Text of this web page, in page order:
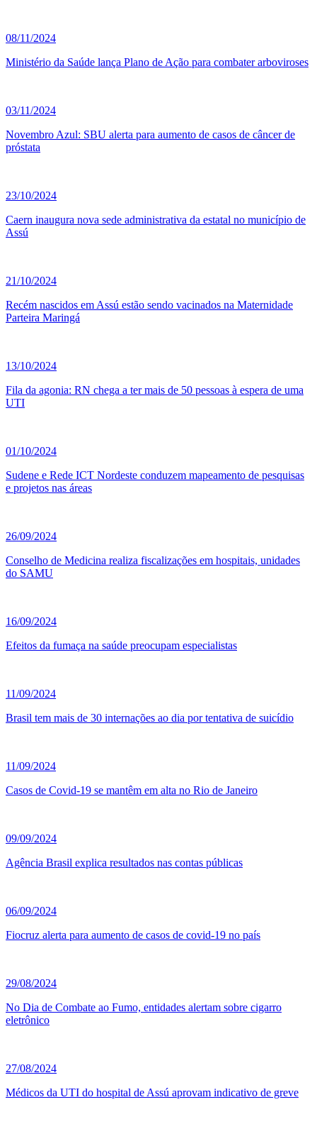
08/11/2024
Ministério da Saúde lança Plano de Ação para combater arboviroses
03/11/2024
Novembro Azul: SBU alerta para aumento de casos de câncer de
próstata
23/10/2024
Caern inaugura nova sede administrativa da estatal no município de
Assú
21/10/2024
Recém nascidos em Assú estão sendo vacinados na Maternidade
Parteira Maringá
13/10/2024
Fila da agonia: RN chega a ter mais de 50 pessoas à espera de uma
UTI
01/10/2024
Sudene e Rede ICT Nordeste conduzem mapeamento de pesquisas
e projetos nas áreas
26/09/2024
Conselho de Medicina realiza fiscalizações em hospitais, unidades
do SAMU
16/09/2024
Efeitos da fumaça na saúde preocupam especialistas
11/09/2024
Brasil tem mais de 30 internações ao dia por tentativa de suicídio
11/09/2024
Casos de Covid-19 se mantêm em alta no Rio de Janeiro
09/09/2024
Agência Brasil explica resultados nas contas públicas
06/09/2024
Fiocruz alerta para aumento de casos de covid-19 no país
29/08/2024
No Dia de Combate ao Fumo, entidades alertam sobre cigarro
eletrônico
27/08/2024
Médicos da UTI do hospital de Assú aprovam indicativo de greve